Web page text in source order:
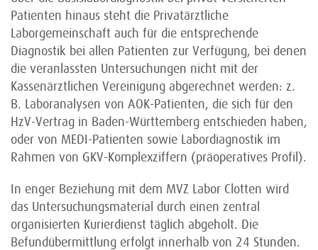
Patienten hinaus steht die Privatärztliche
Laborgemeinschaft auch für die entsprechende
Diagnostik bei allen Patienten zur Verfügung, bei denen
die veranlassten Untersuchungen nicht mit der
Kassenärztlichen Vereinigung abgerechnet werden: z.
B. Laboranalysen von AOK-Patienten, die sich für den
HzV-Vertrag in Baden-Württemberg entschieden haben,
oder von MEDI-Patienten sowie Labordiagnostik im
Rahmen von GKV-Komplexziffern (präoperatives Profil).
In enger Beziehung mit dem MVZ Labor Clotten wird
das Untersuchungsmaterial durch einen zentral
organisierten Kurierdienst täglich abgeholt. Die
Befundübermittlung erfolgt innerhalb von 24 Stunden.